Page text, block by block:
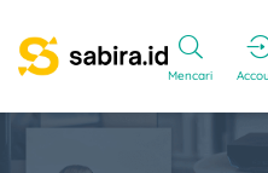
Mencari